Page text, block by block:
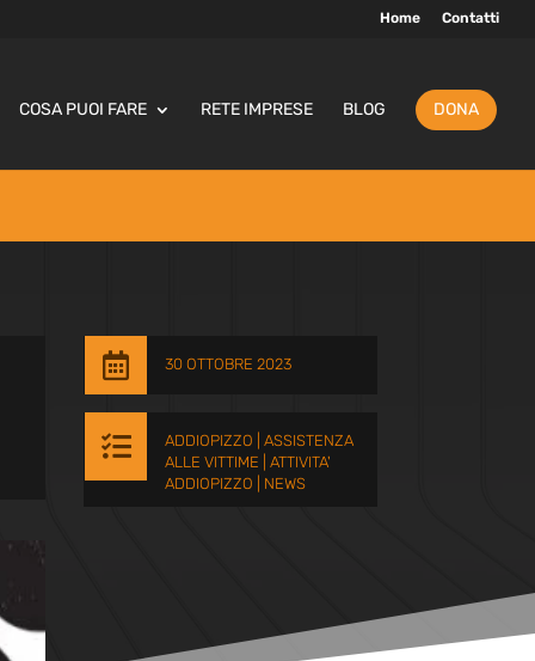
Home Contatti
COSA PUOI FARE RETE IMPRESE BLOG DONA
 30 OTTOBRE 2023
 ADDIOPIZZO
ASSISTENZA
ALLE VITTIME
ATTIVITA'
ADDIOPIZZO
NEWS